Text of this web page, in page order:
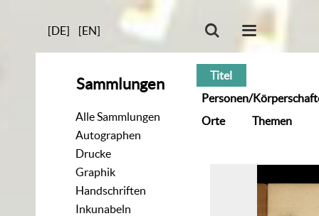
[DE] [EN]
Sammlungen
Alle Sammlungen
Autographen
Drucke
Graphik
Handschriften
Inkunabeln
Titel
Personen/
Orte
Themen